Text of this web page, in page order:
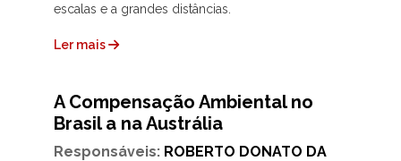
escalas e a grandes distâncias.
Ler mais
A Compensação Ambiental no
Brasil a na Austrália
Responsáveis: ROBERTO DONATO DA